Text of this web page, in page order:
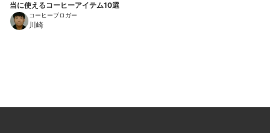
当に使えるコーヒーアイテム10選
コーヒーブロガー
川崎